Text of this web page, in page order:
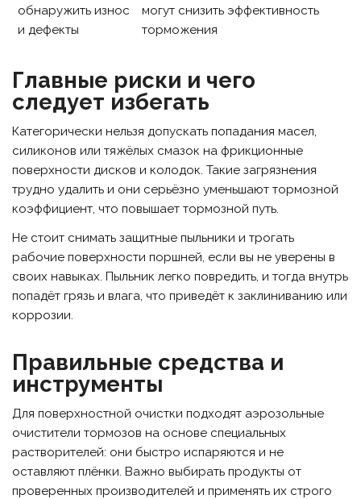
обнаружить износ
и дефекты
могут снизить эффективность
торможения
Главные риски и чего
следует избегать
Категорически нельзя допускать попадания масел,
силиконов или тяжёлых смазок на фрикционные
поверхности дисков и колодок. Такие загрязнения
трудно удалить и они серьёзно уменьшают тормозной
коэффициент, что повышает тормозной путь.
Не стоит снимать защитные пыльники и трогать
рабочие поверхности поршней, если вы не уверены в
своих навыках. Пыльник легко повредить, и тогда внутрь
попадёт грязь и влага, что приведёт к заклиниванию или
коррозии.
Правильные средства и
инструменты
Для поверхностной очистки подходят аэрозольные
очистители тормозов на основе специальных
растворителей: они быстро испаряются и не
оставляют плёнки. Важно выбирать продукты от
проверенных производителей и применять их строго